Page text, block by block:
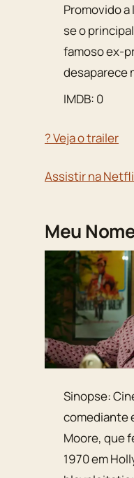
Promovido
se o
famoso ex-
desaparece
IMDB: 0
? Veja o trailer
Assistir na
Meu
Sinopse:
comediante
Moore, que
1970 em